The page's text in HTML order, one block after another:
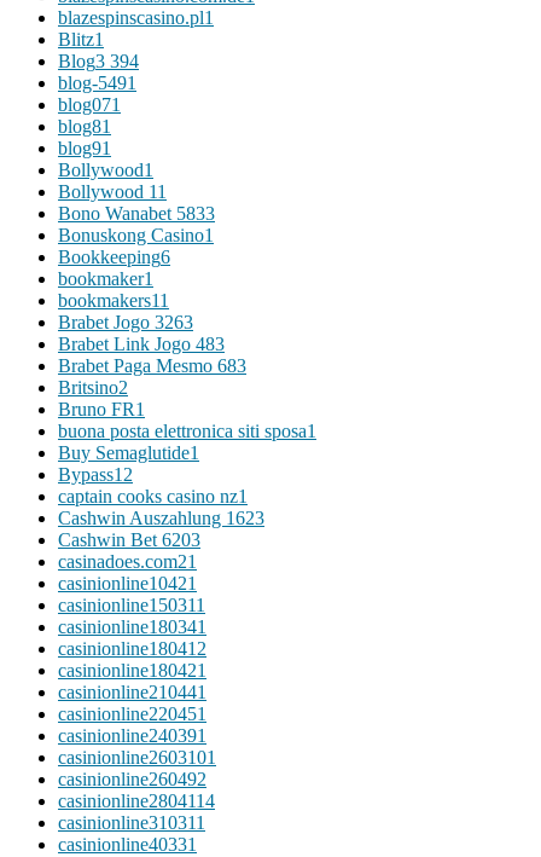
blazespinscasino.pl1
Blitz1
Blog3 394
blog-5491
blog071
blog81
blog91
Bollywood1
Bollywood 11
Bono Wanabet 5833
Bonuskong Casino1
Bookkeeping6
bookmaker1
bookmakers11
Brabet Jogo 3263
Brabet Link Jogo 483
Brabet Paga Mesmo 683
Britsino2
Bruno FR1
buona posta elettronica siti sposa1
Buy Semaglutide1
Bypass12
captain cooks casino nz1
Cashwin Auszahlung 1623
Cashwin Bet 6203
casinadoes.com21
casinionline10421
casinionline150311
casinionline180341
casinionline18041 2
casinionline180421
casinionline210441
casinionline220451
casinionline240391
casinionline2603101
casinionline260492
casinionline2804114
casinionline310311
casinionline40331